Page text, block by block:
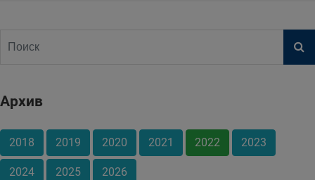
Архив
2018 2019 2020 2021 2022 2023
2024 2025 2026